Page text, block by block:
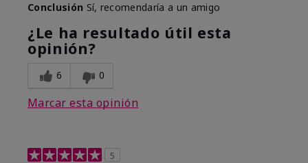
Conclusión Sí, recomendaría a un amigo
¿Le ha resultado útil esta
opinión?
6 0
Marcar esta opinión
5